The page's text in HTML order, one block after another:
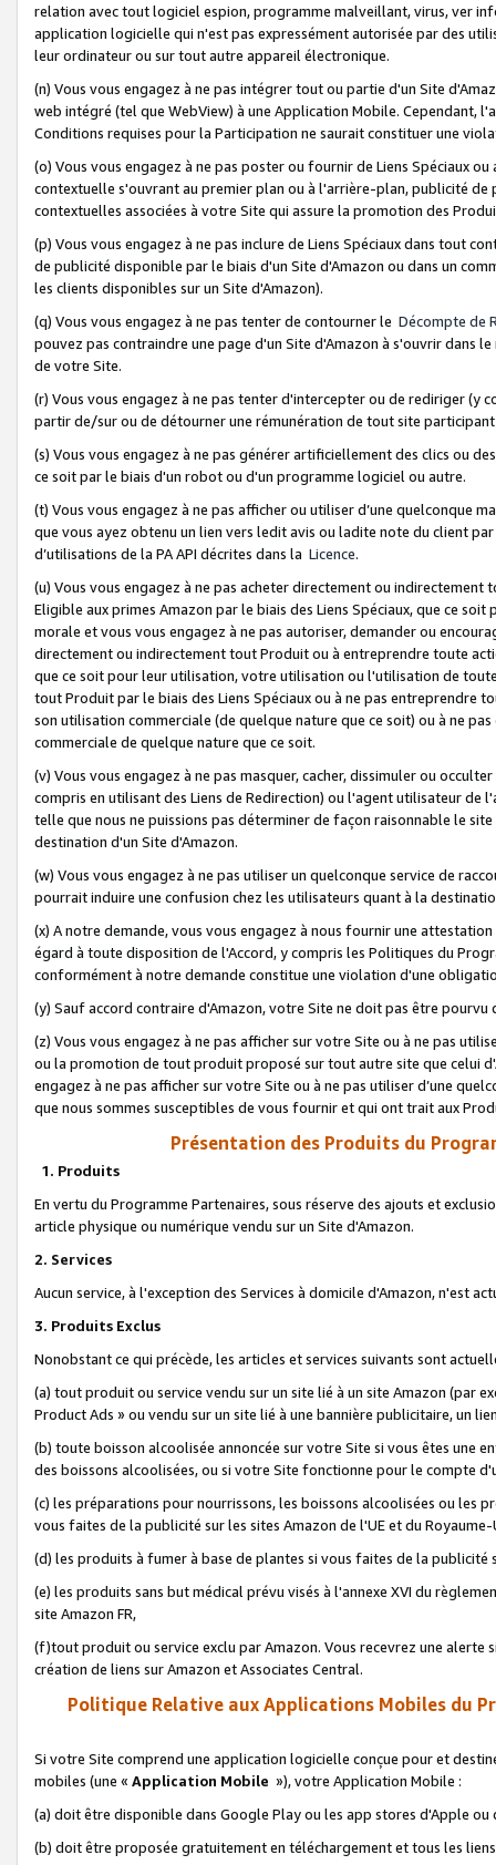
relation avec tout logiciel espion, programme malveillant, virus, ver
application logicielle qui n'est pas expressément autorisée par des
leur ordinateur ou sur tout autre appareil électronique.
(n) Vous vous engagez à ne pas intégrer tout ou partie d'un Site
web intégré (tel que WebView) à une Application Mobile. Cependant,
Conditions requises pour la Participation ne saurait constituer une
(o) Vous vous engagez à ne pas poster ou fournir de Liens Spéciaux
contextuelle s'ouvrant au premier plan ou à l'arrière-plan, publicité
contextuelles associées à votre Site qui assure la promotion des
(p) Vous vous engagez à ne pas inclure de Liens Spéciaux dans tout
de publicité disponible par le biais d'un Site d'Amazon ou dans un
les clients disponibles sur un Site d'Amazon).
(q) Vous vous engagez à ne pas tenter de contourner le Décompte de
pouvez pas contraindre une page d'un Site d'Amazon à s'ouvrir dans
de votre Site.
(r) Vous vous engagez à ne pas tenter d'intercepter ou de rediriger
partir de/sur ou de détourner une rémunération de tout site
(s) Vous vous engagez à ne pas générer artificiellement des clics ou
ce soit par le biais d'un robot ou d'un programme logiciel ou autre.
(t) Vous vous engagez à ne pas afficher ou utiliser d’une quelconque
que vous ayez obtenu un lien vers ledit avis ou ladite note du client
d’utilisations de la PA API décrites dans la Licence.
(u) Vous vous engagez à ne pas acheter directement ou
Eligible aux primes Amazon par le biais des Liens Spéciaux, que ce
morale et vous vous engagez à ne pas autoriser, demander ou
directement ou indirectement tout Produit ou à entreprendre toute
que ce soit pour leur utilisation, votre utilisation ou l'utilisation de
tout Produit par le biais des Liens Spéciaux ou à ne pas entreprendre
son utilisation commerciale (de quelque nature que ce soit) ou à ne
commerciale de quelque nature que ce soit.
(v) Vous vous engagez à ne pas masquer, cacher, dissimuler ou
compris en utilisant des Liens de Redirection) ou l'agent utilisateur
telle que nous ne puissions pas déterminer de façon raisonnable le
destination d'un Site d'Amazon.
(w) Vous vous engagez à ne pas utiliser un quelconque service de
pourrait induire une confusion chez les utilisateurs quant à la
(x) A notre demande, vous vous engagez à nous fournir une
égard à toute disposition de l'Accord, y compris les Politiques du
conformément à notre demande constitue une violation d'une
(y) Sauf accord contraire d'Amazon, votre Site ne doit pas être
(z) Vous vous engagez à ne pas afficher sur votre Site ou à ne pas
ou la promotion de tout produit proposé sur tout autre site que celui
engagez à ne pas afficher sur votre Site ou à ne pas utiliser d’une
que nous sommes susceptibles de vous fournir et qui ont trait aux
Présentation des Produits du
1. Produits
En vertu du Programme Partenaires, sous réserve des ajouts et
article physique ou numérique vendu sur un Site d'Amazon.
2. Services
Aucun service, à l'exception des Services à domicile d'Amazon, n'est
3. Produits Exclus
Nonobstant ce qui précède, les articles et services suivants sont
(a) tout produit ou service vendu sur un site lié à un site Amazon (par
Product Ads » ou vendu sur un site lié à une bannière publicitaire, un
(b) toute boisson alcoolisée annoncée sur votre Site si vous êtes une
des boissons alcoolisées, ou si votre Site fonctionne pour le compte
(c) les préparations pour nourrissons, les boissons alcoolisées ou les
vous faites de la publicité sur les sites Amazon de l'UE et du Royaume-
(d) les produits à fumer à base de plantes si vous faites de la publicité
(e) les produits sans but médical prévu visés à l'annexe XVI du
site Amazon FR,
(f)tout produit ou service exclu par Amazon. Vous recevrez une alerte
création de liens sur Amazon et Associates Central.
Politique Relative aux Applications Mobiles du
Si votre Site comprend une application logicielle conçue pour et
mobiles (une « Application Mobile »), votre Application Mobile :
(a) doit être disponible dans Google Play ou les app stores d'Apple ou
(b) doit être proposée gratuitement en téléchargement et tous les